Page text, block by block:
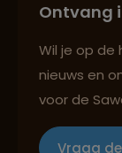
Ontvang
Wil je op
nieuws en
voor de
Vraag